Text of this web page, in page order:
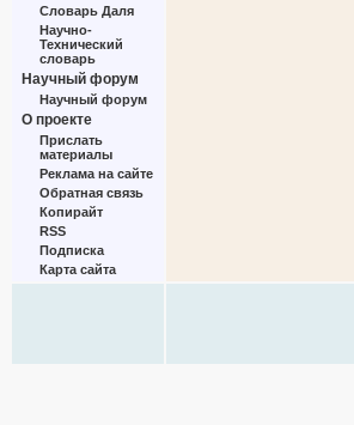
Словарь Даля
Научно-
Технический
словарь
Научный форум
Научный форум
О проекте
Прислать
материалы
Реклама на сайте
Обратная связь
Копирайт
RSS
Подписка
Карта сайта